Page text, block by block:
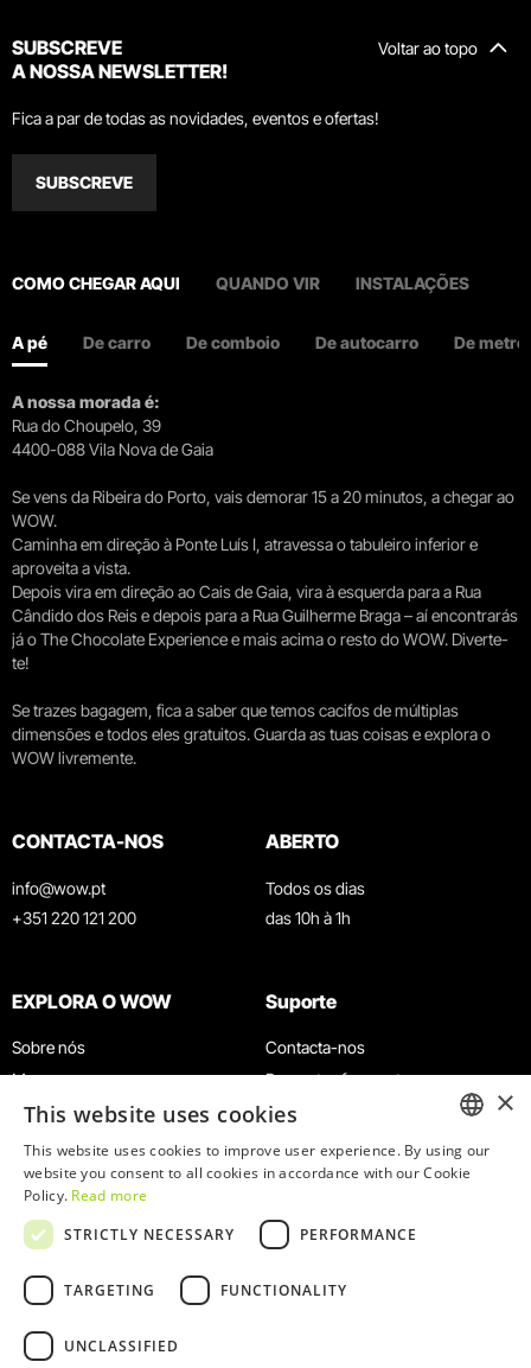
Voltar ao topo
SUBSCREVE
A NOSSA NEWSLETTER!
Fica a par de todas as novidades, eventos e ofertas!
SUBSCREVE
COMO CHEGAR AQUI QUANDO VIR INSTALAÇÕES
A pé De carro De comboio De autocarro De metro
A nossa morada é:
Rua do Choupelo, 39
4400-088 Vila Nova de Gaia
Se vens da Ribeira do Porto, vais demorar 15 a 20 minutos, a chegar ao
WOW.
Caminha em direção à Ponte Luís I, atravessa o tabuleiro inferior e
aproveita a vista.
Depois vira em direção ao Cais de Gaia, vira à esquerda para a Rua
Cândido dos Reis e depois para a Rua Guilherme Braga – aí encontrarás
já o The Chocolate Experience e mais acima o resto do WOW. Diverte-
te!
Se trazes bagagem, fica a saber que temos cacifos de múltiplas
dimensões e todos eles gratuitos. Guarda as tuas coisas e explora o
WOW livremente.
CONTACTA-NOS
info@wow.pt
+351 220 121 200
ABERTO
Todos os dias
das 10h à 1h
EXPLORA O WOW
Sobre nós
Museus
Agenda
Notícias
Restaurantes
Cartão WOW
Grupos e Eventos
Serviço Educativo
Suporte
Contacta-nos
Perguntas frequentes
Termos e Condições
Política de privacidade e cookies
Trabalha connosco
Livro de reclamações
ENGLISH
×
This website uses cookies
This website uses cookies to improve user experience. By using our
website you consent to all cookies in accordance with our Cookie
Policy. Read more
STRICTLY NECESSARY
PERFORMANCE
TARGETING FUNCTIONALITY
UNCLASSIFIED